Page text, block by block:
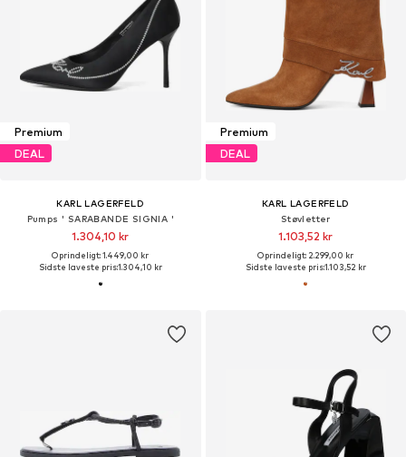
Premium
DEAL
KARL LAGERFELD
Pumps ' SARABANDE SIGNIA '
1.304,10 kr
Oprindeligt: 1.449,00 kr
Sidste laveste pris:1.304,10 kr
Premium
DEAL
KARL LAGERFELD
Støvletter
1.103,52 kr
Oprindeligt: 2.299,00 kr
Sidste laveste pris:1.103,52 kr